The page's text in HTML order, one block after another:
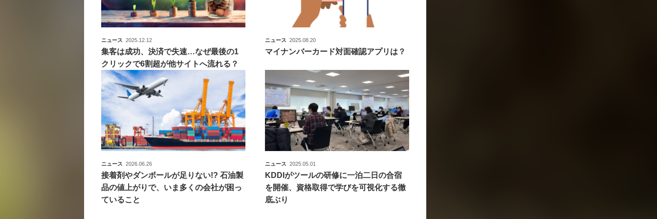
ニュース 2025.12.12
集客は成功、決済で失速…なぜ最後の1
クリックで6割超が他サイトへ流れる？
ニュース 2025.08.20
マイナンバーカード対面確認アプリは？
ニュース 2026.06.26
接着剤やダンボールが足りない!? 石油製
品の値上がりで、いま多くの会社が困っ
ていること
ニュース 2025.05.01
KDDIがツールの研修に一泊二日の合宿
を開催、資格取得で学びを可視化する徹
底ぶり